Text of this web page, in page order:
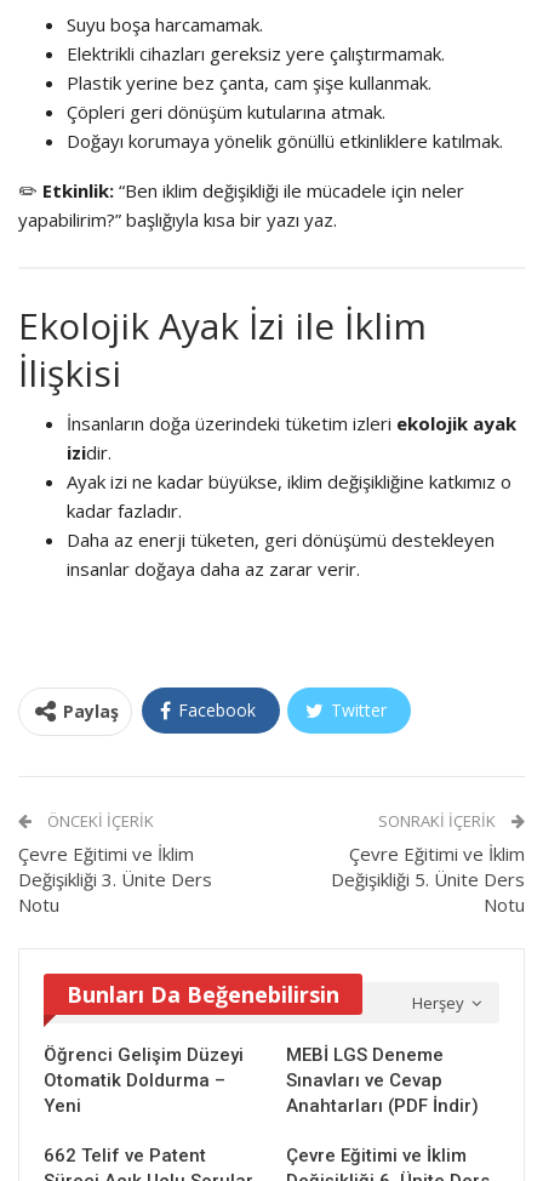
Suyu boşa harcamamak.
Elektrikli cihazları gereksiz yere çalıştırmamak.
Plastik yerine bez çanta, cam şişe kullanmak.
Çöpleri geri dönüşüm kutularına atmak.
Doğayı korumaya yönelik gönüllü etkinliklere katılmak.
✏️ Etkinlik: “Ben iklim değişikliği ile mücadele için neler
yapabilirim?” başlığıyla kısa bir yazı yaz.
Ekolojik Ayak İzi ile İklim
İlişkisi
İnsanların doğa üzerindeki tüketim izleri ekolojik ayak
izidir.
Ayak izi ne kadar büyükse, iklim değişikliğine katkımız o
kadar fazladır.
Daha az enerji tüketen, geri dönüşümü destekleyen
insanlar doğaya daha az zarar verir.
Paylaş Facebook Twitter
ÖNCEKI İÇERIK
Çevre Eğitimi ve İklim
Değişikliği 3. Ünite Ders
Notu
SONRAKI İÇERIK
Çevre Eğitimi ve İklim
Değişikliği 5. Ünite Ders
Notu
Herşey
Bunları Da Beğenebilirsin
Öğrenci Gelişim Düzeyi
Otomatik Doldurma –
Yeni
MEBİ LGS Deneme
Sınavları ve Cevap
Anahtarları (PDF İndir)
662 Telif ve Patent
Çevre Eğitimi ve İklim